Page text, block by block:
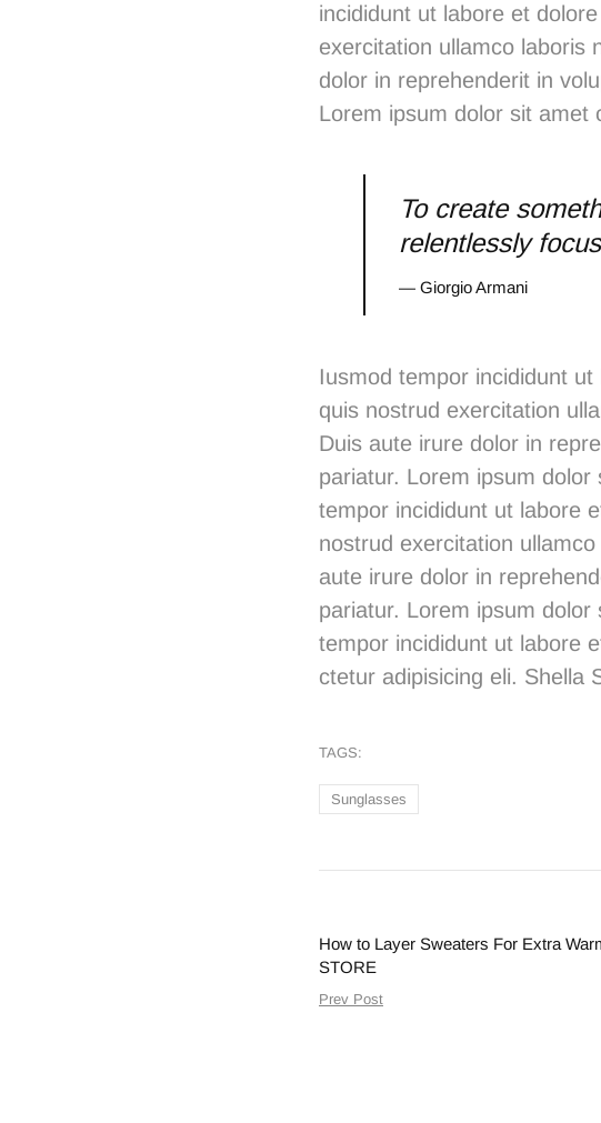
incididunt ut labore et
exercitation ullamco laboris
dolor in reprehenderit in
Lorem ipsum dolor sit amet
To create
relentlessly
— Giorgio Armani
Iusmod tempor incididunt
quis nostrud exercitation
Duis aute irure dolor in
pariatur. Lorem ipsum
tempor incididunt ut labore
nostrud exercitation
aute irure dolor in
pariatur. Lorem ipsum
tempor incididunt ut labore
ctetur adipisicing eli. Shella
TAGS:
Sunglasses
How to Layer Sweaters For Extra
STORE
Prev Post